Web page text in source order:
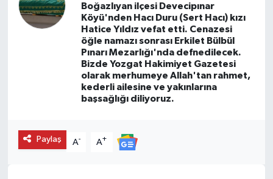
Boğazlıyan ilçesi Devecipınar
Köyü'nden Hacı Duru (Sert Hacı) kızı
Hatice Yıldız vefat etti. Cenazesi
öğle namazı sonrası Erkilet Bülbül
Pınarı Mezarlığı'nda defnedilecek.
Bizde Yozgat Hakimiyet Gazetesi
olarak merhumeye Allah'tan rahmet,
kederli ailesine ve yakınlarına
başsağlığı diliyoruz.
Paylaş A- A+